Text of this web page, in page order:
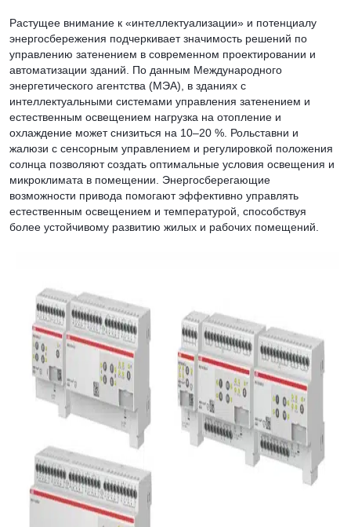
Растущее внимание к «интеллектуализации» и потенциалу
энергосбережения подчеркивает значимость решений по
управлению затенением в современном проектировании и
автоматизации зданий. По данным Международного
энергетического агентства (МЭА), в зданиях с
интеллектуальными системами управления затенением и
естественным освещением нагрузка на отопление и
охлаждение может снизиться на 10–20 %. Рольставни и
жалюзи с сенсорным управлением и регулировкой положения
солнца позволяют создать оптимальные условия освещения и
микроклимата в помещении. Энергосберегающие
возможности привода помогают эффективно управлять
естественным освещением и температурой, способствуя
более устойчивому развитию жилых и рабочих помещений.